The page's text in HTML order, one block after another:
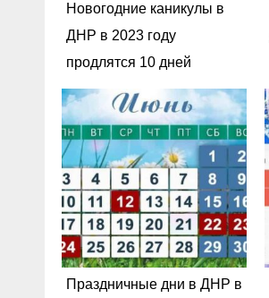
Новогодние каникулы в
ДНР в 2023 году
продлятся 10 дней
Праздничные дни в ДНР в